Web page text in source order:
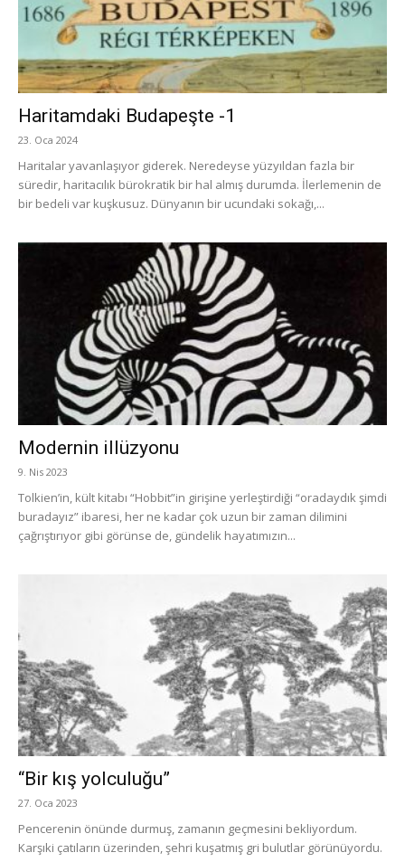
Haritamdaki Budapeşte -1
23. Oca 2024
Haritalar yavanlaşıyor giderek. Neredeyse yüzyıldan fazla bir
süredir, haritacılık bürokratik bir hal almış durumda. İlerlemenin de
bir bedeli var kuşkusuz. Dünyanın bir ucundaki sokağı,...
Modernin illüzyonu
9. Nis 2023
Tolkien’in, kült kitabı “Hobbit”in girişine yerleştirdiği “oradaydık şimdi
buradayız” ibaresi, her ne kadar çok uzun bir zaman dilimini
çağrıştırıyor gibi görünse de, gündelik hayatımızın...
“Bir kış yolculuğu”
27. Oca 2023
Pencerenin önünde durmuş, zamanın geçmesini bekliyordum.
Karşıki çatıların üzerinden, şehri kuşatmış gri bulutlar görünüyordu.